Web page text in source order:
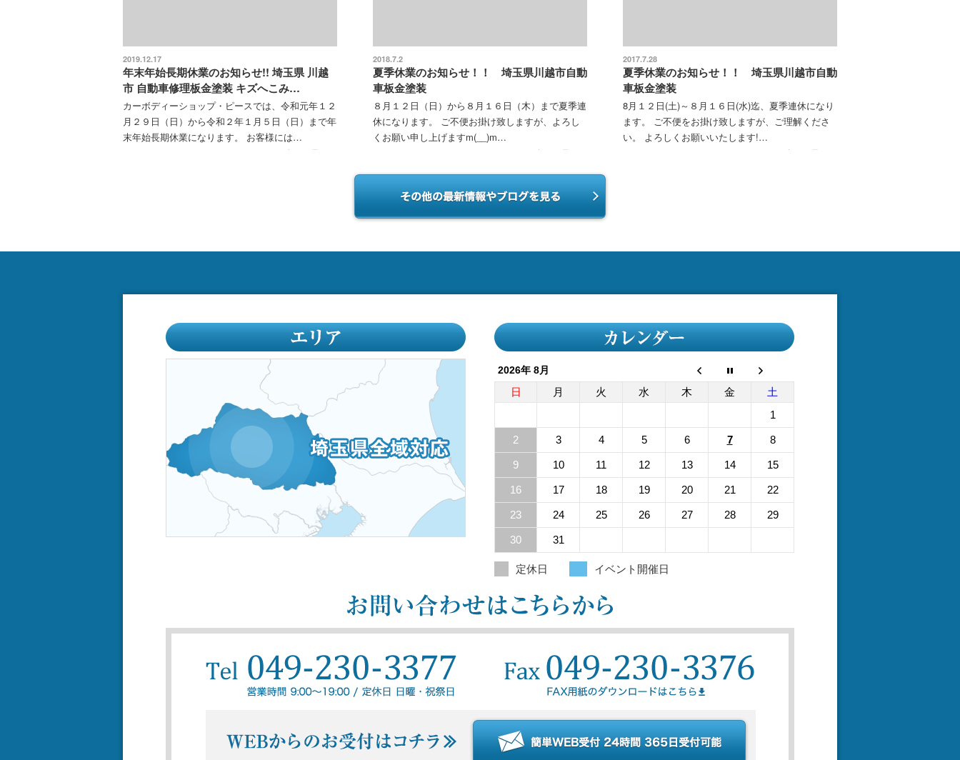
年末年始長期休業のお知らせ!! 埼玉県 川越
市 自動車修理板金塗装 キズへこみ…
カーボディーショップ・ピースでは、令和元年１２
月２９日（日）から令和２年１月５日（日）まで年
末年始長期休業になります。 お客様には…
夏季休業のお知らせ！！ 埼玉県川越市自動
８月１２日（日）から８月１６日（木）まで夏季連
休になります。 ご不便お掛け致しますが、よろし
くお願い申し上げますm(__)m…
夏季休業のお知らせ！！ 埼玉県川越市自動
8月１２日(土)～８月１６日(水)迄、夏季連休になり
ます。 ご不便をお掛け致しますが、ご理解くださ
い。 よろしくお願いいたします!…
4月29日（金）から5月5日（木）
2026年 8月
日 月 火 水 木 金
土
1
2 3 4 5 6 7 8
9 10 11 12 13 14 15
16 17 18 19 20 21 22
23 24 25 26 27 28 29
30 31
定休日 イベント開催日